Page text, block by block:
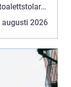
augusti 2026